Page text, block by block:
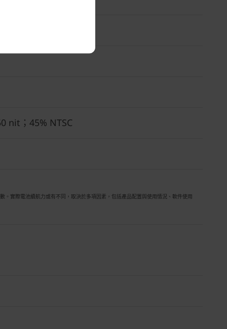
nit；45% NTSC
實際電池續航力或有不同，取決於多項因素，包括產品配置與使用情況、軟件使用